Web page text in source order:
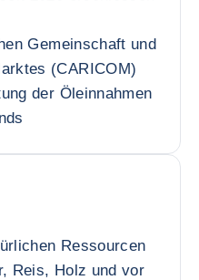
Gemeinschaft und
(CARICOM)
der Öleinnahmen
Ressourcen
Reis, Holz und vor